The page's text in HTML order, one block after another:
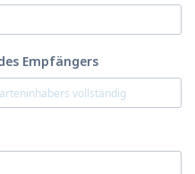
Empfängers